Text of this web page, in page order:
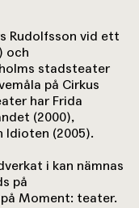
Rudolfsson vid ett
och
stadsteater
på Cirkus
har Frida
(2000),
Idioten (2005).
i kan nämnas
på
Moment: teater.